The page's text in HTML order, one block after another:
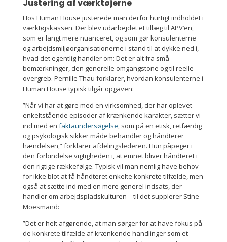
Justering af værktøjerne
Hos Human House justerede man derfor hurtigt indholdet i
værktøjskassen. Der blev udarbejdet et tillæg til APV’en,
som er langt mere nuanceret, og som gør konsulenterne
og arbejdsmiljøorganisationerne i stand til at dykke ned i,
hvad det egentlig handler om: Det er alt fra små
bemærkninger, den generelle omgangstone og til reelle
overgreb. Pernille Thau forklarer, hvordan konsulenterne i
Human House typisk tilgår opgaven:
”Når vi har at gøre med en virksomhed, der har oplevet
enkeltstående episoder af krænkende karakter, sætter vi
ind med en faktaundersøgelse, som på en etisk, retfærdig
og psykologisk sikker måde behandler og håndterer
hændelsen,” forklarer afdelingslederen. Hun påpeger i
den forbindelse vigtigheden i, at emnet bliver håndteret i
den rigtige rækkefølge. Typisk vil man nemlig have behov
for ikke blot at få håndteret enkelte konkrete tilfælde, men
også at sætte ind med en mere generel indsats, der
handler om arbejdspladskulturen – til det supplerer Stine
Moesmand:
”Det er helt afgørende, at man sørger for at have fokus på
de konkrete tilfælde af krænkende handlinger som et